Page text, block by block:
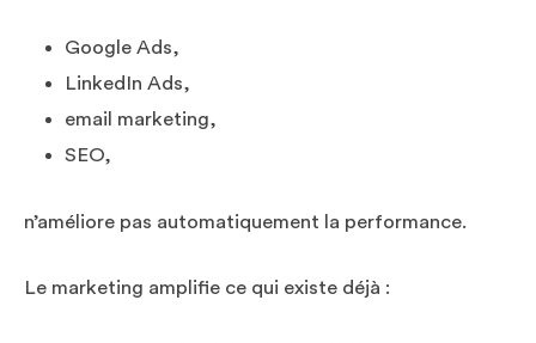
Google Ads,
LinkedIn Ads,
email marketing,
SEO,
n’améliore pas automatiquement la performance.
Le marketing amplifie ce qui existe déjà :